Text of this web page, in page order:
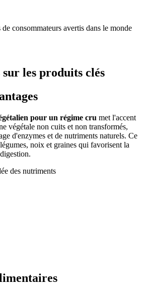
consommateurs avertis dans le monde
les produits clés
pour un régime cru met l'accent
végétale non cuits et non transformés,
d'enzymes et de nutriments naturels. Ce
noix et graines qui favorisent la
des nutriments